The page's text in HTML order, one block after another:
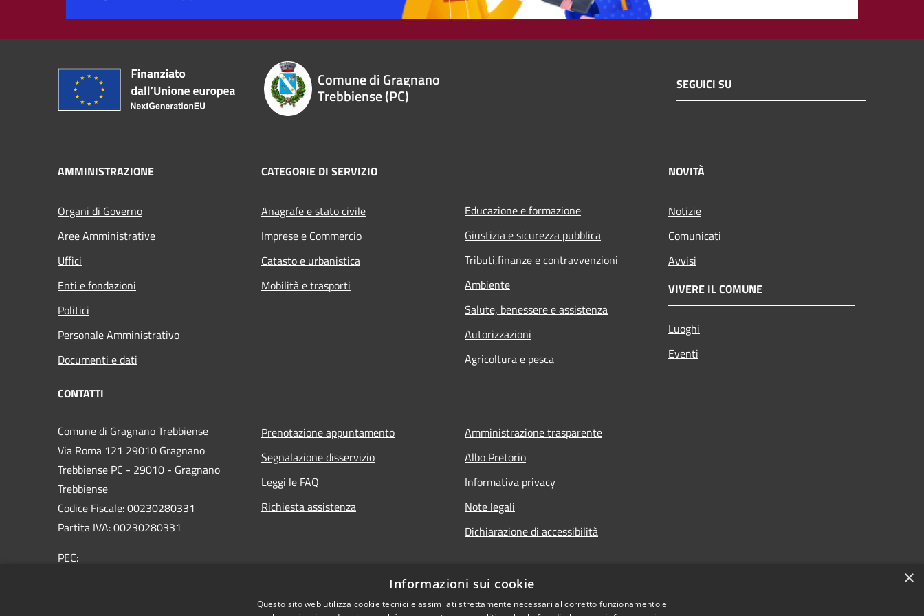
Comune di Gragnano
Trebbiense (PC)
SEGUICI SU
AMMINISTRAZIONE
Organi di Governo
Aree Amministrative
Uffici
Enti e fondazioni
Politici
Personale Amministrativo
Documenti e dati
CATEGORIE DI SERVIZIO
Anagrafe e stato civile
Imprese e Commercio
Catasto e urbanistica
Mobilità e trasporti
Educazione e formazione
Giustizia e sicurezza pubblica
Tributi,finanze e contravvenzioni
Ambiente
Salute, benessere e assistenza
Autorizzazioni
Agricoltura e pesca
NOVITÀ
Notizie
Comunicati
Avvisi
VIVERE IL COMUNE
Luoghi
Eventi
CONTATTI
Comune di Gragnano Trebbiense
Via Roma 121 29010 Gragnano
Trebbiense PC - 29010 - Gragnano
Trebbiense
Codice Fiscale: 00230280331
Partita IVA: 00230280331
PEC:
Prenotazione appuntamento
Segnalazione disservizio
Leggi le FAQ
Richiesta assistenza
Amministrazione trasparente
Albo Pretorio
Informativa privacy
Note legali
Dichiarazione di accessibilità
×
Informazioni sui cookie
Questo sito web utilizza cookie tecnici e assimilati strettamente necessari al corretto funzionamento e